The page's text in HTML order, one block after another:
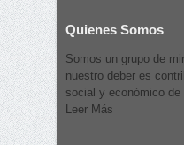
Quienes Somos
Somos un grupo de
nuestro deber es
social y económico de
Leer Más